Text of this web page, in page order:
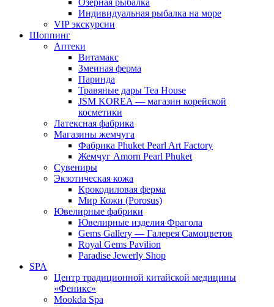
Озёрная рыбалка
Индивидуальная рыбалка на море
VIP экскурсии
Шоппинг
Аптеки
Витамакс
Змеиная ферма
Паринда
Травяные дары Tea House
JSM KOREA — магазин корейской
косметики
Латексная фабрика
Магазины жемчуга
Фабрика Phuket Pearl Art Factory
Жемчуг Amorn Pearl Phuket
Сувениры
Экзотическая кожа
Крокодиловая ферма
Мир Кожи (Porosus)
Ювелирные фабрики
Ювелирные изделия Фрагола
Gems Gallery — Галерея Самоцветов
Royal Gems Pavilion
Paradise Jewerly Shop
SPA
Центр традиционной китайской медицины
«Феникс»
Mookda Spa